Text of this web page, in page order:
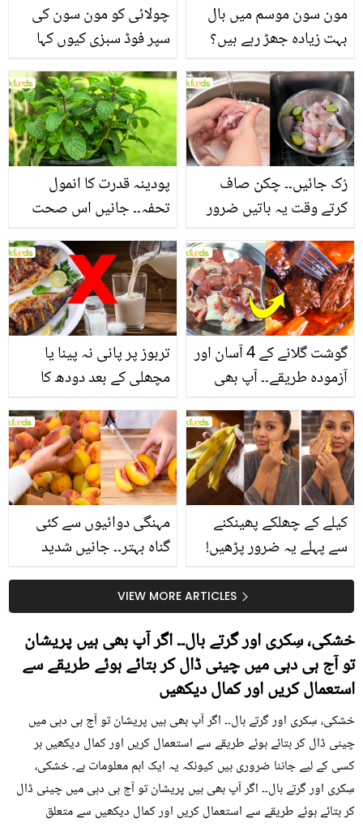
چولائی کو مون سون کی
سپر فوڈ سبزی کیوں کہا
منرلز اور اینٹی آکسیڈنٹس
سے بھرپور اس سبزی کے
فائدے
مون سون موسم میں بال
بہت زیادہ جھڑ رہے ہیں؟
بنانے کے چند قدرتی طریقے
پودینہ قدرت کا انمول
تحفہ۔۔ جانیں اس صحت
انگیز طبی فوائد
رُک جائیں۔۔ چکن صاف
کرتے وقت یہ باتیں ضرور
تربوز پر پانی نہ پینا یا
مچھلی کے بعد دودھ کا
سے متعلق غلط فہمیوں کی
حقیقت کیا ہے اور افواہ
کیا؟
گوشت گلانے کے 4 آسان اور
آزمودہ طریقے۔۔ آپ بھی
بتائے راز
مہنگی دوائیوں سے کئی
گناہ بہتر۔۔ جانیں شدید
کیوں کھانا چاہیے؟
کیلے کے چھلکے پھینکنے
سے پہلے یہ ضرور پڑھیں!
سستا اور قدرتی حلVIEW MORE ARTICLES
خشکی، سِکری اور گرتے بال۔۔ اگر آپ بھی ہیں پریشان
تو آج ہی دہی میں چینی ڈال کر بتائے ہوئے طریقے سے
استعمال کریں اور کمال دیکھیں
خشکی، سِکری اور گرتے بال۔۔ اگر آپ بھی ہیں پریشان تو آج ہی دہی میں
چینی ڈال کر بتائے ہوئے طریقے سے استعمال کریں اور کمال دیکھیں ہر
کسی کے لیے جاننا ضروری ہیں کیونکہ یہ ایک اہم معلومات ہے۔ خشکی،
سِکری اور گرتے بال۔۔ اگر آپ بھی ہیں پریشان تو آج ہی دہی میں چینی ڈال
کر بتائے ہوئے طریقے سے استعمال کریں اور کمال دیکھیں سے متعلق